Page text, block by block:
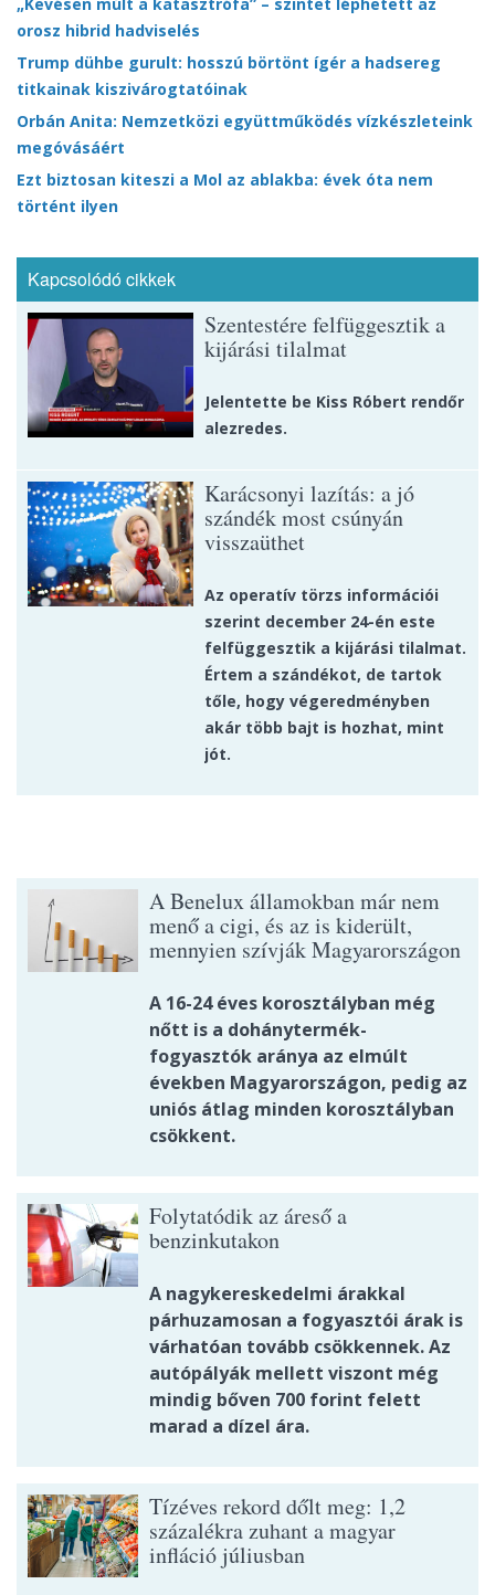
„Kevésen múlt a katasztrófa” – szintet léphetett az
orosz hibrid hadviselés
Trump dühbe gurult: hosszú börtönt ígér a hadsereg
titkainak kiszivárogtatóinak
Orbán Anita: Nemzetközi együttműködés vízkészleteink
megóvásáért
Ezt biztosan kiteszi a Mol az ablakba: évek óta nem
történt ilyen
Kapcsolódó cikkek
Szentestére felfüggesztik a
kijárási tilalmat
Jelentette be Kiss Róbert rendőr
alezredes.
Karácsonyi lazítás: a jó
szándék most csúnyán
visszaüthet
Az operatív törzs információi
szerint december 24-én este
felfüggesztik a kijárási tilalmat.
Értem a szándékot, de tartok
tőle, hogy végeredményben
akár több bajt is hozhat, mint
jót.
A Benelux államokban már nem
menő a cigi, és az is kiderült,
mennyien szívják Magyarországon
A 16-24 éves korosztályban még
nőtt is a dohánytermék-
fogyasztók aránya az elmúlt
években Magyarországon, pedig az
uniós átlag minden korosztályban
csökkent.
Folytatódik az áreső a
benzinkutakon
A nagykereskedelmi árakkal
párhuzamosan a fogyasztói árak is
várhatóan tovább csökkennek. Az
autópályák mellett viszont még
mindig bőven 700 forint felett
marad a dízel ára.
Tízéves rekord dőlt meg: 1,2
százalékra zuhant a magyar
infláció júliusban